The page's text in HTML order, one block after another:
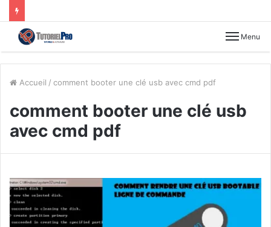
Menu
Accueil / comment booter une clé usb avec cmd pdf
comment booter une clé usb
avec cmd pdf